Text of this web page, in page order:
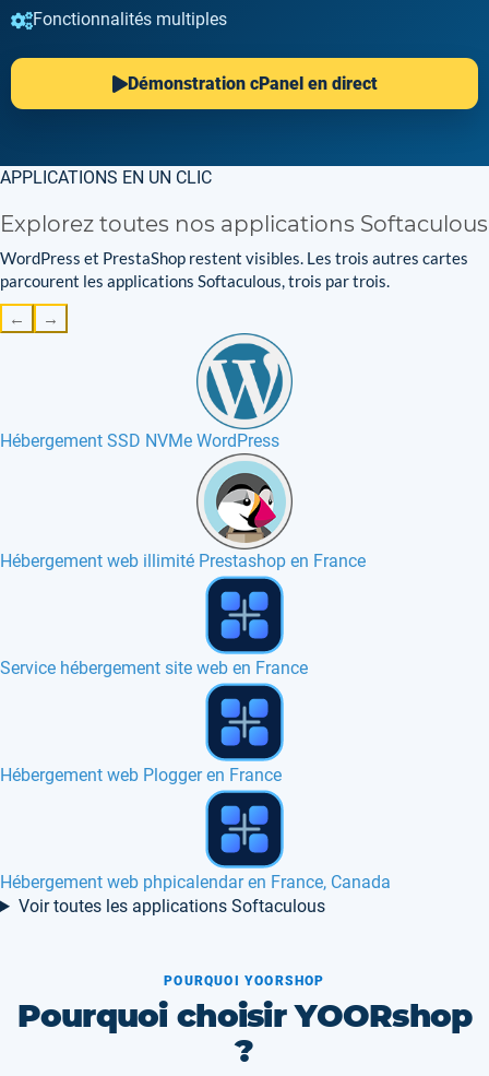
Fonctionnalités multiples
Démonstration cPanel en direct
APPLICATIONS EN UN CLIC
Explorez toutes nos applications Softaculous
WordPress et PrestaShop restent visibles. Les trois autres cartes
parcourent les applications Softaculous, trois par trois.
← →
Hébergement SSD NVMe WordPress
Hébergement web illimité Prestashop en France
Hébergement web CubeCart en Europe, Canada
Hébergement web Chyrp en France, Canada
Hébergement web Saurus en France, Belgique, Europe
Voir toutes les applications Softaculous
POURQUOI YOORSHOP
Pourquoi choisir YOORshop
?